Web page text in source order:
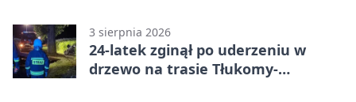
3 sierpnia 2026
24-latek zginął po uderzeniu w
drzewo na trasie Tłukomy-